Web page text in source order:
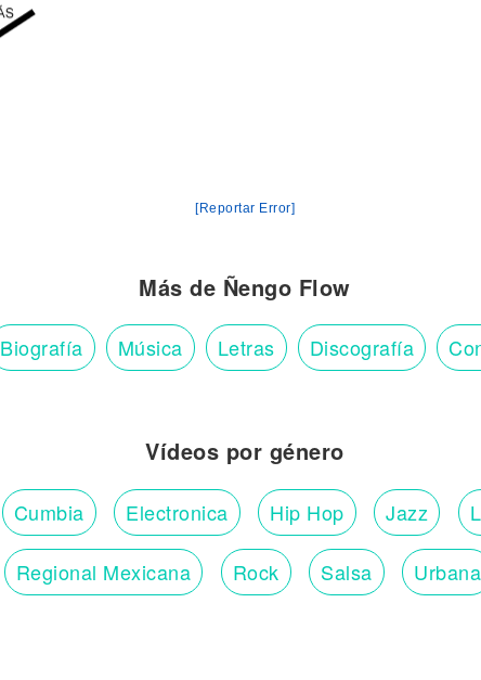
[Reportar Error]
Más de Ñengo Flow
Biografía Música Letras Discografía
Vídeos por género
Cumbia Electronica Hip Hop Jazz
Regional Mexicana Rock Salsa Urbana